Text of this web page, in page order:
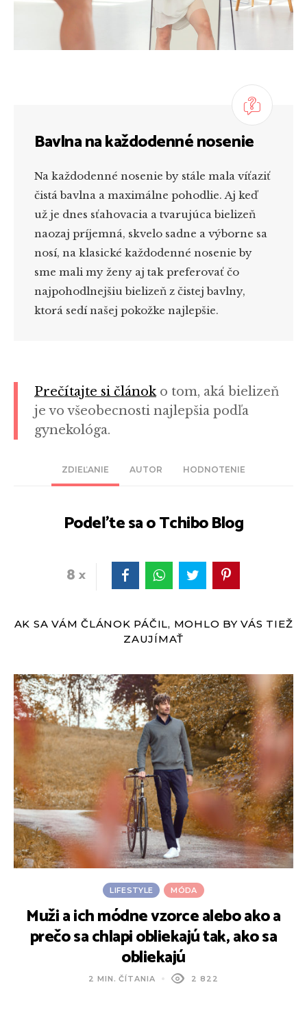
ZDIEĽANIE AUTOR HODNOTENIE
Podeľte sa o Tchibo Blog
8
Bavlna na každodenné nosenie
Na každodenné nosenie by stále mala víťaziť
čistá bavlna a maximálne pohodlie. Aj keď
už je dnes sťahovacia a tvarujúca bielizeň
naozaj príjemná, skvelo sadne a výborne sa
nosí, na klasické každodenné nosenie by
sme mali my ženy aj tak preferovať čo
najpohodlnejšiu bielizeň z čistej bavlny,
ktorá sedí našej pokožke najlepšie.
Prečítajte si článoko tom, aká bielizeň
je vo všeobecnosti najlepšia podľa
gynekológa.
AK SA VÁM ČLÁNOK PÁČIL, MOHLO BY VÁS TIEŽ
ZAUJÍMAŤ
LIFESTYLE MÓDA
Muži a ich módne vzorce alebo ako a
prečo sa chlapi obliekajú tak, ako sa
obliekajú
2 MIN. ČÍTANIA 2 822